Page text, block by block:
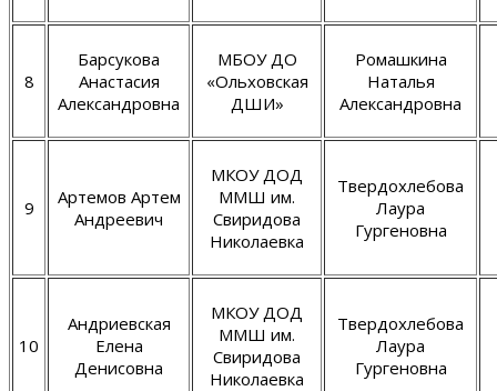
8
Барсукова
Анастасия
Александровна
МБОУ ДО
«Ольховская
ДШИ»
Ромашкина
Наталья
Александровна
9
Артемов Артем
Андреевич
МКОУ ДОД
ММШ им.
Свиридова
Николаевка
Твердохлебова
Лаура
Гургеновна
10
Андриевская
Елена
Денисовна
МКОУ ДОД
ММШ им.
Свиридова
Николаевка
Твердохлебова
Лаура
Гургеновна